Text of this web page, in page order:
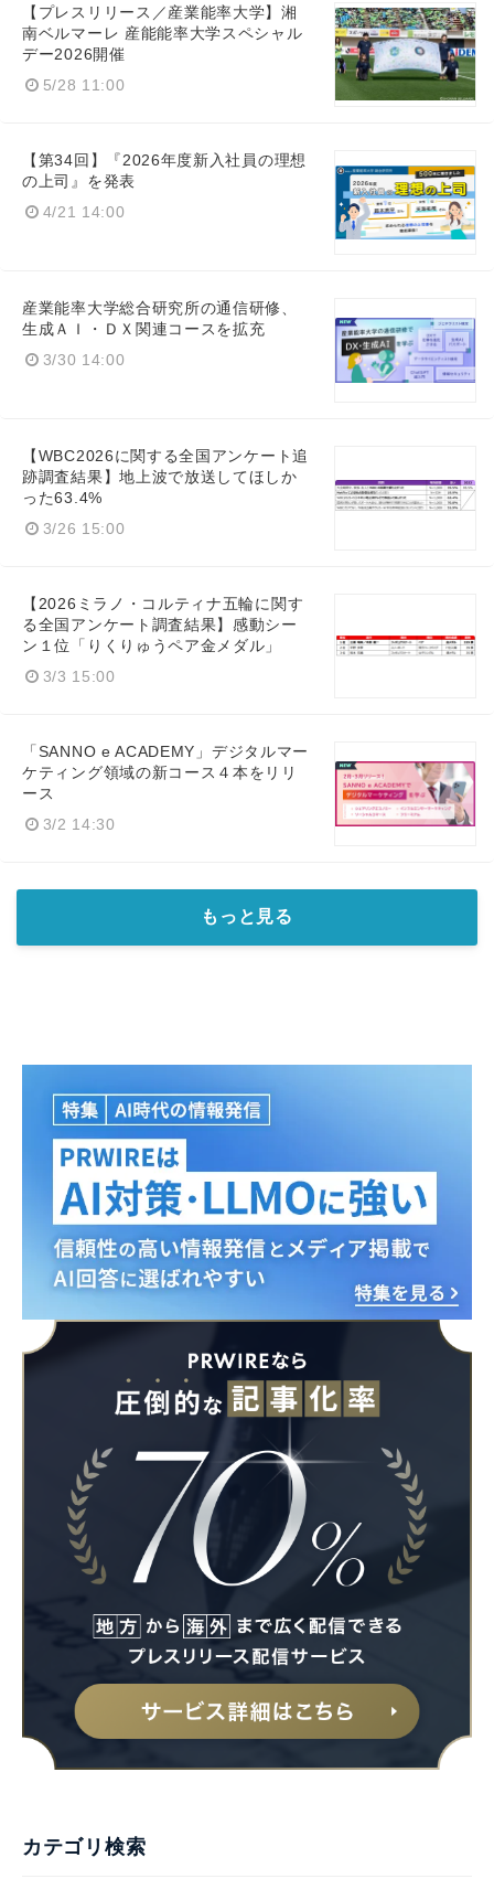
【プレスリリース／産業能率大学】湘
南ベルマーレ 産能能率大学スペシャル
デー2026開催
5/28 11:00
【第34回】『2026年度新入社員の理想
の上司』を発表
4/21 14:00
産業能率大学総合研究所の通信研修、
生成ＡＩ・ＤＸ関連コースを拡充
3/30 14:00
【WBC2026に関する全国アンケート追
跡調査結果】地上波で放送してほしか
った63.4%
3/26 15:00
【2026ミラノ・コルティナ五輪に関す
る全国アンケート調査結果】感動シー
ン１位「りくりゅうペア金メダル」
3/3 15:00
「SANNO e ACADEMY」デジタルマー
ケティング領域の新コース４本をリリ
ース
3/2 14:30
もっと見る
カテゴリ検索
Japanese
English